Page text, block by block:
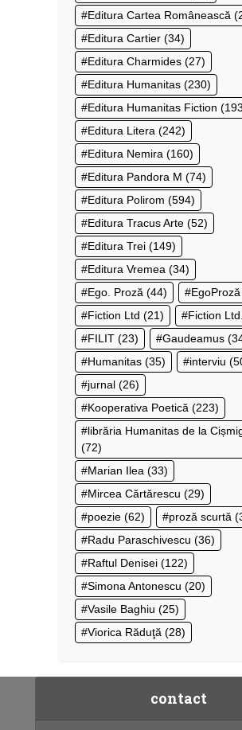
Editura Cartea Românească
Editura Cartier (34)
Editura Charmides (27)
Editura Humanitas (230)
Editura Humanitas Fiction
Editura Litera (242)
Editura Nemira (160)
Editura Pandora M (74)
Editura Polirom (594)
Editura Tracus Arte (52)
Editura Trei (149)
Editura Vremea (34)
Ego. Proză (44) EgoProză
Fiction Ltd (21) Fiction Ltd.
FILIT (23) Gaudeamus
Humanitas (35) interviu
jurnal (26)
Kooperativa Poetică (223)
librăria Humanitas de la
(72)
Marian Ilea (33)
Mircea Cărtărescu (29)
poezie (62) proză scurtă
Radu Paraschivescu (36)
Raftul Denisei (122)
Simona Antonescu (20)
Vasile Baghiu (25)
Viorica Răduţă (28)
contact